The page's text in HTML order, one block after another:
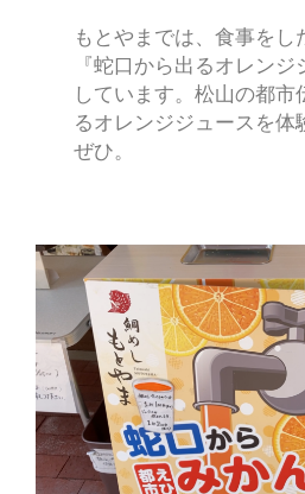
もとやまでは、食事を
『蛇口から出るオレン
しています。松山の都市
るオレンジジュースを体
ぜひ。